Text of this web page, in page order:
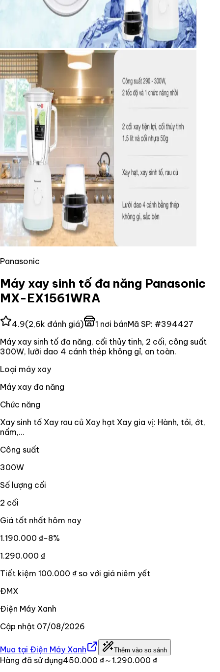
Panasonic
Máy xay sinh tố đa năng Panasonic
MX-EX1561WRA
4.9(2,6k đánh giá) 1 nơi bánMã SP: #394427
Máy xay sinh tố đa năng, cối thủy tinh, 2 cối, công suất
300W, lưỡi dao 4 cánh thép không gỉ, an toàn.
Loại máy xay
Máy xay đa năng
Chức năng
Xay sinh tố Xay rau củ Xay hạt Xay gia vị: Hành, tỏi, ớt,
nấm,...
Công suất
300W
Số lượng cối
2 cối
Giá tốt nhất hôm nay
1.190.000 ₫−8%
1.290.000 ₫
Tiết kiệm 100.000 ₫ so với giá niêm yết
ĐMX
Điện Máy Xanh
Cập nhật 07/08/2026
Mua tại Điện Máy Xanh Thêm vào so sánh
Hàng đã sử dụng450.000 ₫～1.290.000 ₫